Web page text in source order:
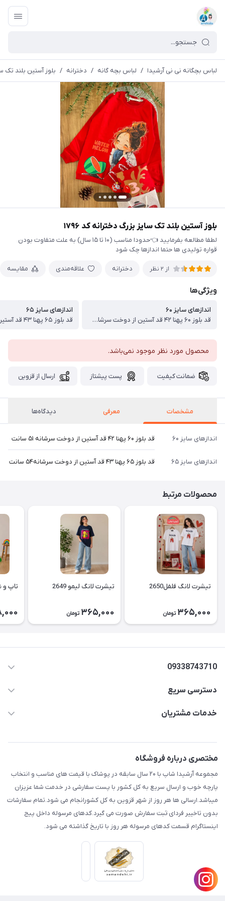
لباس بچگانه نی نی آرشیدا / لباس بچه گانه / دخترانه / بلوز آستین بلند تک
بلوز آستین بلند تک سایز بزرگ دخترانه کد ۱۷۹۶
لطفا مطالعه بفرمایید 👈حدودا مناسب (۱۰ تا ۱۵ سال) به علت متفاوت بودن
قواره تولیدی ها حتما اندازها چک شود
از 2 نظر دخترانه علاقه‌مندی مقایسه
ویژگی‌ها
اندازهای سایز ۶۰
قد بلوز ۶۰ پهنا ۴۲ قد آستین از دوخت سرشانه ۵۱ سانت
اندازهای سایز ۶۵
محصول مورد نظر موجود نمی‌باشد.
ضمانت کیفیت پست پیشتاز ارسال از قزوین
مشخصات معرفی دیدگاه‌ها
اندازهای سایز ۶۰ قد بلوز ۶۰ پهنا ۴۲ قد آستین از دوخت سرشانه ۵۱ سانت
اندازهای سایز ۶۵ قد بلوز ۶۵ پهنا ۴۳ قد آستین از دوخت سرشانه۵۴ سانت
محصولات مرتبط
تیشرت لانگ فلفل2650
365,000 تومان
تیشرت لانگ لیمو 2649
365,000 تومان
تاپ و
09338743710
دسترسی سریع
حساب کاربری
لیست محصولات
درباره ما
تماس با ما
خدمات مشتریان
مختصری درباره فروشگاه
مجموعه آرشیدا شاپ با ۲۰ سال سابقه در پوشاک با قیمت های مناسب و انتخاب
پارچه خوب و ارسال سریع به کل کشور با پست سفارشی در خدمت شما عزیزان
میباشد.ارسالی ها هر روز از شهر قزوین به کل کشورانجام می شود.تمام سفارشات
بدون تاخییر فردای ثبت سفارش صورت می گیرد.کدهای مرسوله داخل پیج
اینستاگرام قسمت کدهای مرسوله هر روز با تاریخ گذاشته می شود.